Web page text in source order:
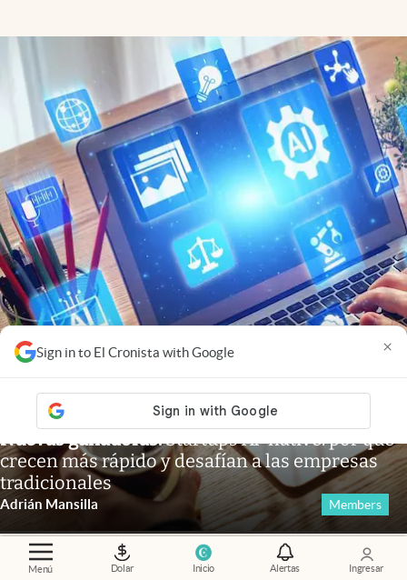
Menú Dolar Inicio Alertas Ingresar
Sign in to El Cronista with Google ×
Nuevas ganadoras.Startups AI-native: por qué
crecen más rápido y desafían a las empresas
tradicionales
Adrián Mansilla Members